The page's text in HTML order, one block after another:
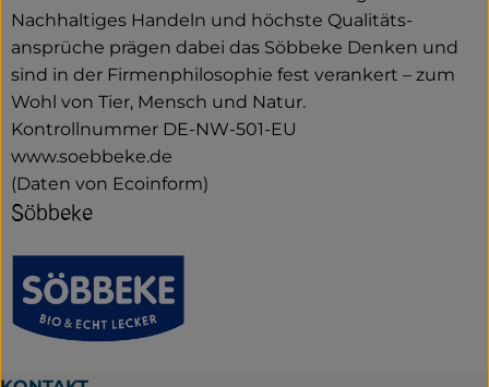
Nachhaltiges Handeln und höchste Qualitäts­
ansprüche prägen dabei das Söbbeke Denken und
sind in der Firmenphilosophie fest verankert – zum
Wohl von Tier, Mensch und Natur.
Kontrollnummer DE-NW-501-EU
www.soebbeke.de
(Daten von Ecoinform)
Söbbeke